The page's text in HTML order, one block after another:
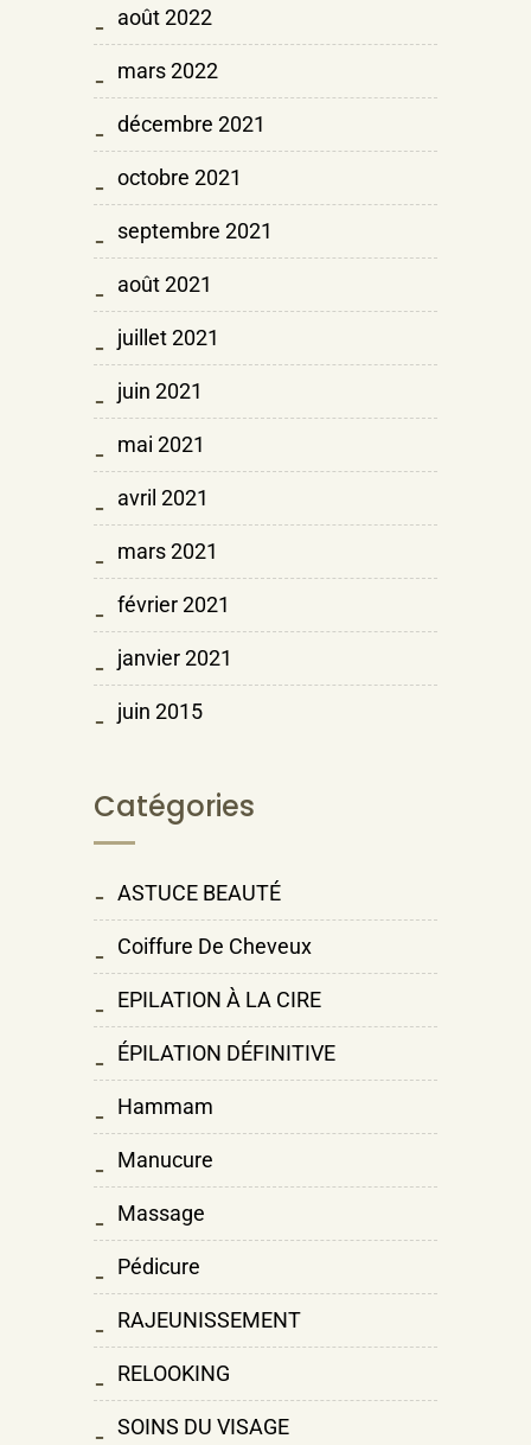
août 2022
mars 2022
décembre 2021
octobre 2021
septembre 2021
août 2021
juillet 2021
juin 2021
mai 2021
avril 2021
mars 2021
février 2021
janvier 2021
juin 2015
Catégories
ASTUCE BEAUTÉ
Coiffure De Cheveux
EPILATION À LA CIRE
ÉPILATION DÉFINITIVE
Hammam
Manucure
Massage
Pédicure
RAJEUNISSEMENT
RELOOKING
SOINS DU VISAGE